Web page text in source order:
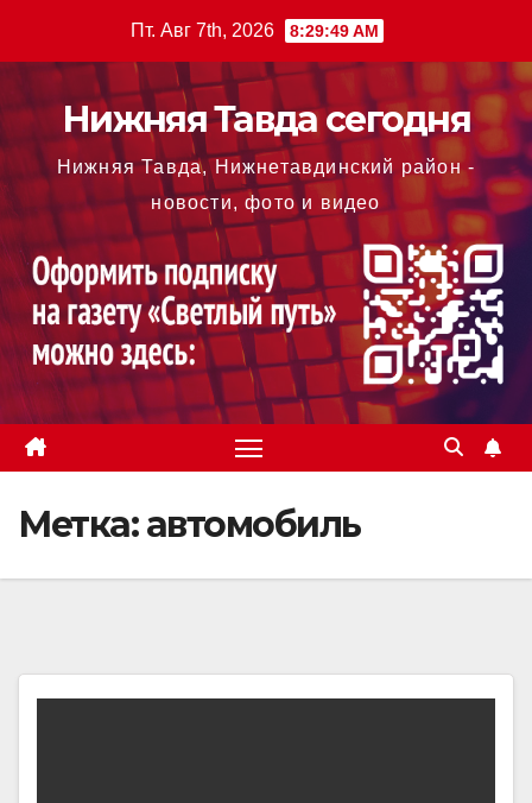
содержимому
Пт. Авг 7th, 2026 8:29:49 AM
Нижняя Тавда сегодня
Нижняя Тавда, Нижнетавдинский район -
новости, фото и видео
Метка:автомобиль